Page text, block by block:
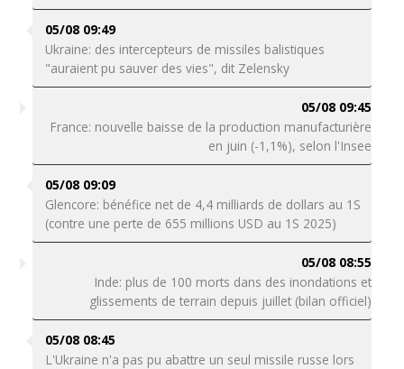
05/08 09:49
Ukraine: des intercepteurs de missiles balistiques
"auraient pu sauver des vies", dit Zelensky
05/08 09:45
France: nouvelle baisse de la production manufacturière
en juin (-1,1%), selon l'Insee
05/08 09:09
Glencore: bénéfice net de 4,4 milliards de dollars au 1S
(contre une perte de 655 millions USD au 1S 2025)
05/08 08:55
Inde: plus de 100 morts dans des inondations et
glissements de terrain depuis juillet (bilan officiel)
05/08 08:45
L'Ukraine n'a pas pu abattre un seul missile russe lors